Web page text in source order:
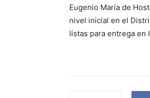
Eugenio María de
nivel inicial en el
listas para entrega en